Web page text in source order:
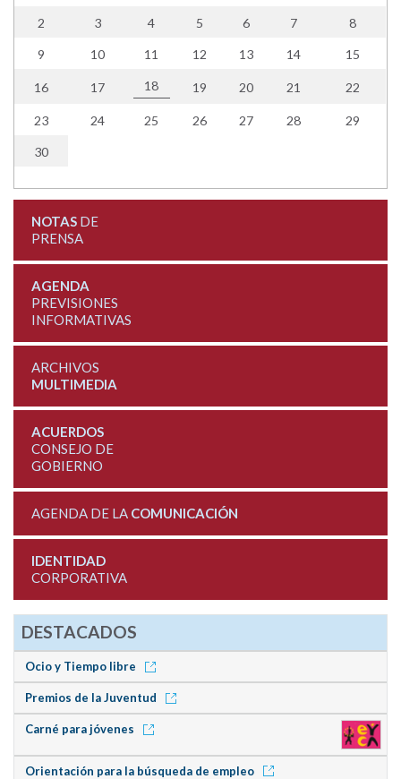
2 3 4 5 6 7 8
9 10 11 12 13 14 15
16 17 18 19 20 21 22
23 24 25 26 27 28 29
30
NOTASDE
PRENSA
AGENDA
PREVISIONES
INFORMATIVAS
ARCHIVOS
MULTIMEDIA
ACUERDOS
CONSEJO DE
GOBIERNO
AGENDA DE LA COMUNICACIÓN
IDENTIDAD
CORPORATIVA
DESTACADOS
Ocio y Tiempo libre
Premios de la Juventud
Carné para jóvenes
Orientación para la búsqueda de empleo